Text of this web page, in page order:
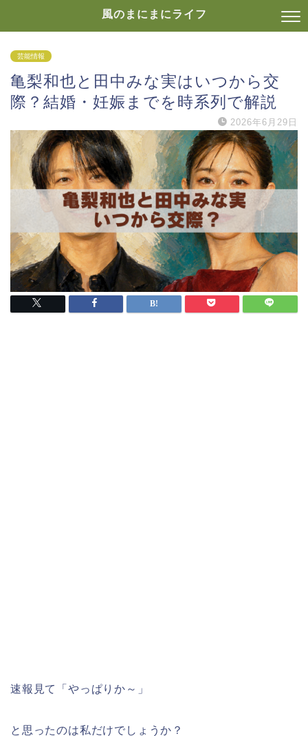
風のまにまにライフ
芸能情報
亀梨和也と田中みな実はいつから交
際？結婚・妊娠までを時系列で解説
2026年6月29日
速報見て「やっぱりか～」
と思ったのは私だけでしょうか？